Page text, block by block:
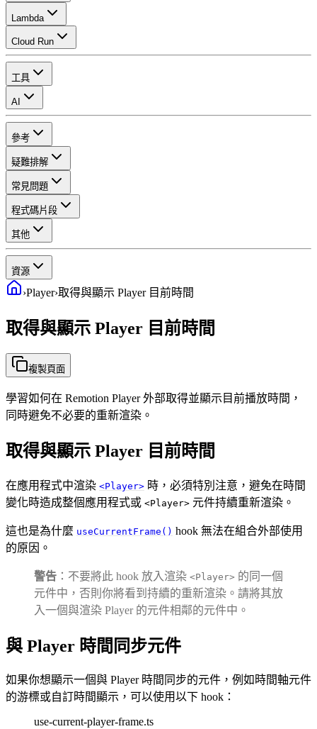
Lambda
Cloud Run
工具
AI
參考
疑難排解
常見問題
程式碼片段
其他
資源
›Player›取得與顯示 Player 目前時間
取得與顯示 Player 目前時間
複製頁面
學習如何在 Remotion Player 外部取得並顯示目前播放時間，
同時避免不必要的重新渲染。
取得與顯示 Player 目前時間
在應用程式中渲染 <Player> 時，必須特別注意，避免在時間
變化時造成整個應用程式或 <Player> 元件持續重新渲染。
這也是為什麼 useCurrentFrame() hook 無法在組合外部使用
的原因。
警告 ：不要將此 hook 放入渲染 <Player> 的同一個
元件中，否則你將看到持續的重新渲染。請將其放
入一個與渲染 Player 的元件相鄰的元件中。
與 Player 時間同步元件
如果你想顯示一個與 Player 時間同步的元件，例如時間軸元件
的游標或自訂時間顯示，可以使用以下 hook：
use-current-player-frame.ts